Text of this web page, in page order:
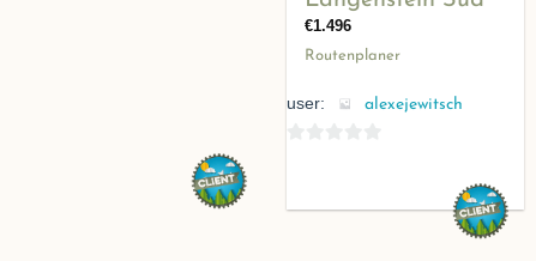
€1.496
Routenplaner
user: alexejewitsch